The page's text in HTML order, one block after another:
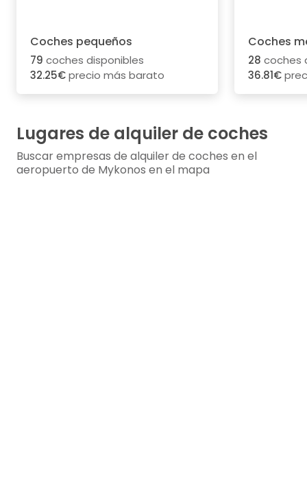
Coches pequeños
79 coches disponibles
32.25€precio más barato
Coches
28 coches
36.81€
Lugares de alquiler de coches
Buscar empresas de alquiler de coches en el
aeropuerto de Mykonos en el mapa